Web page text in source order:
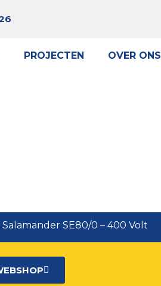
PROJECTEN OVER ONS
SE80/0 – 400 Volt